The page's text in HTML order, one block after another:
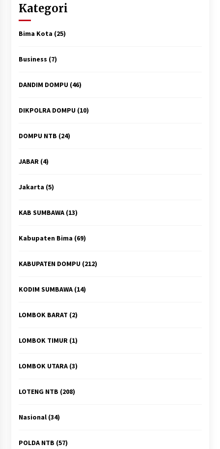
Kategori
Bima Kota (25)
Business (7)
DANDIM DOMPU(46)
DIKPOLRA DOMPU(10)
DOMPU NTB (24)
JABAR(4)
Jakarta (5)
KAB SUMBAWA(13)
Kabupaten Bima (69)
KABUPATEN DOMPU(212)
KODIM SUMBAWA(14)
LOMBOK BARAT (2)
LOMBOK TIMUR(1)
LOMBOK UTARA(3)
LOTENG NTB (208)
Nasional(34)
POLDA NTB (57)